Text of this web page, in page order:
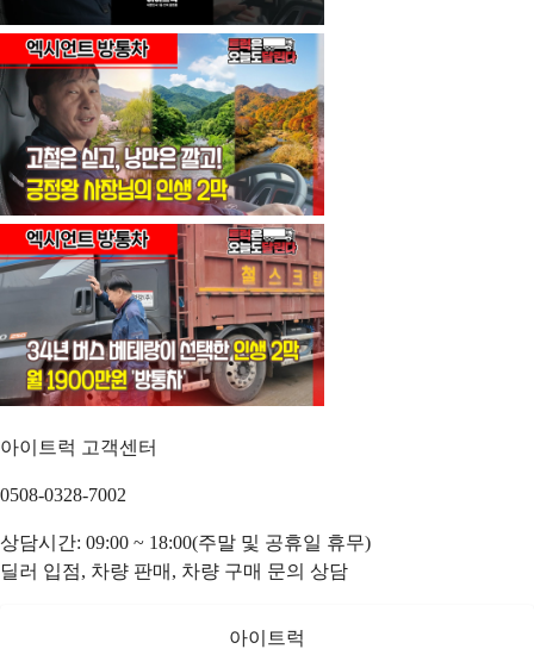
아이트럭 고객센터
0508-0328-7002
상담시간: 09:00 ~ 18:00(주말 및 공휴일 휴무)
딜러 입점, 차량 판매, 차량 구매 문의 상담
아이트럭